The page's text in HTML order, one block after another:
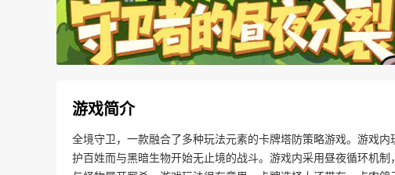
游戏简介
全境守卫，一款融合了多种玩法元素的卡牌塔防策略游戏。游戏
护百姓而与黑暗生物开始无止境的战斗。游戏内采用昼夜循环机